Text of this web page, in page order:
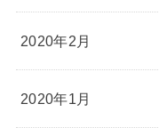
2020年2月
2020年1月